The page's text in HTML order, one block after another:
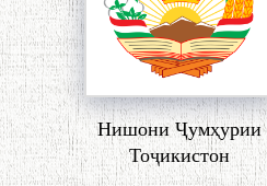
Нишони Ҷумҳурии
Тоҷикистон